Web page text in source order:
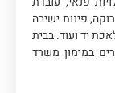
פינות ישיבה
יד ועוד. בבית
במימון משרד